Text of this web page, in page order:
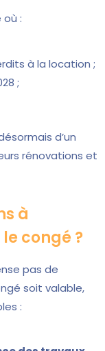
où :
à la location ;
;
d’un
rénovations et
à
congé ?
pas de
soit valable,
: